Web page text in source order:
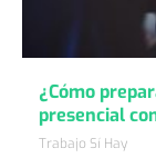
¿Cómo
presencial
Trabajo Sí Hay